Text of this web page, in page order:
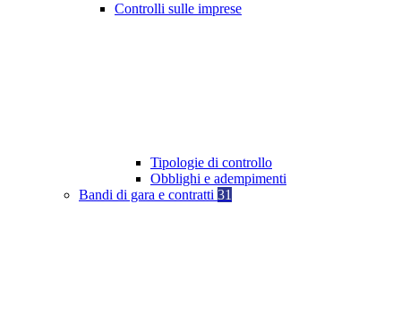
Controlli sulle imprese
Tipologie di controllo
Obblighi e adempimenti
Bandi di gara e contratti 31